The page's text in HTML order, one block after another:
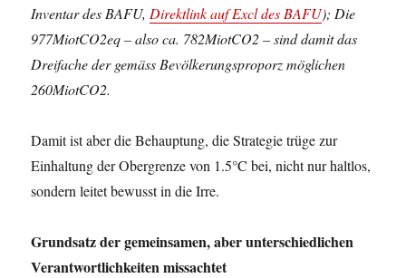
Inventar des BAFU, Direktlink auf Excl des BAFU); Die
977MiotCO2eq – also ca. 782MiotCO2 – sind damit das
Dreifache der gemäss Bevölkerungsproporz möglichen
260MiotCO2.
Damit ist aber die Behauptung, die Strategie trüge zur
Einhaltung der Obergrenze von 1.5°C bei, nicht nur haltlos,
sondern leitet bewusst in die Irre.
Grundsatz der gemeinsamen, aber unterschiedlichen
Verantwortlichkeiten missachtet